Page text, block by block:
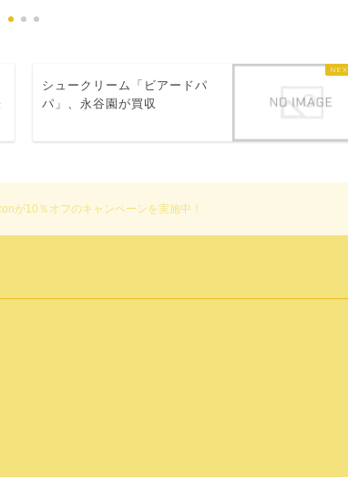
シュークリーム「ビアードパ
パ」、永谷園が買収
が10％オフのキャンペーンを実施中！